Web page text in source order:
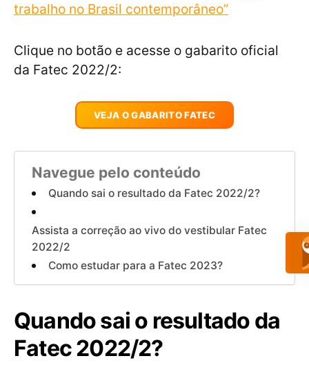
trabalho no Brasil contemporâneo”
Clique no botão e acesse o gabarito oficial
da Fatec 2022/2:
VEJA O GABARITO FATEC
Navegue pelo conteúdo
Quando sai o resultado da Fatec 2022/2?
Assista a correção ao vivo do vestibular Fatec
2022/2
Como estudar para a Fatec 2023?
Quando sai o resultado da
Fatec 2022/2?